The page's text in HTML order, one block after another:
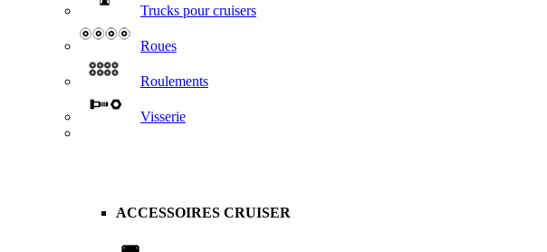
Trucks pour cruisers
Roues
Roulements
Visserie
ACCESSOIRES CRUISER